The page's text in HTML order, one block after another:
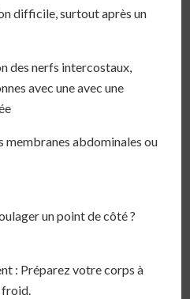
difficile, surtout après un
des nerfs intercostaux,
avec une avec une
membranes abdominales ou
un point de côté ?⁣
: Préparez votre corps à
froid.⁣